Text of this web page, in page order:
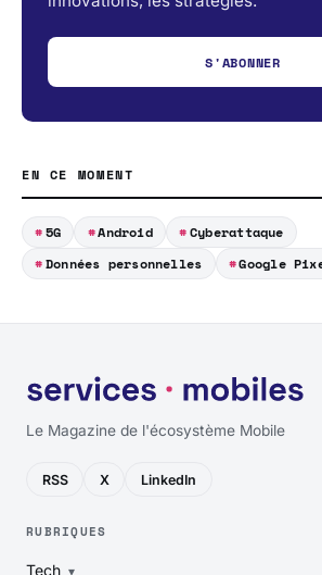
S'ABONNER
EN CE MOMENT
5G Android
Cyberattaque
Données personnelles
Google
Le Magazine de l'écosystème Mobile
RSS X LinkedIn
RUBRIQUES
Tech